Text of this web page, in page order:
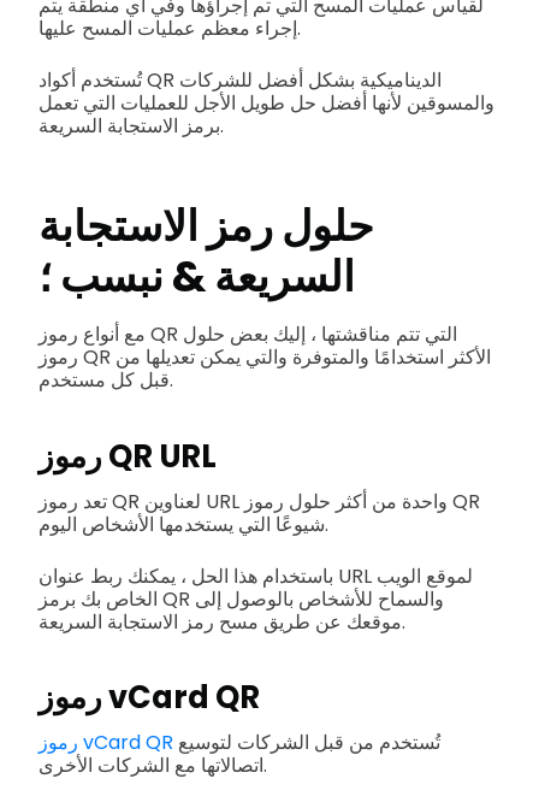
إجراء معظم عمليات المسح عليها.
تُستخدم أكواد QR الديناميكية بشكل أفضل للشركات
والمسوقين لأنها أفضل حل طويل الأجل للعمليات التي تعمل
برمز الاستجابة السريعة.
حلول رمز الاستجابة
السريعة & نبسب ؛
مع أنواع رموز QR التي تتم مناقشتها ، إليك بعض حلول
رموز QR الأكثر استخدامًا والمتوفرة والتي يمكن تعديلها من
قبل كل مستخدم.
رموز QR URL
تعد رموز QR لعناوين URL واحدة من أكثر حلول رموز QR
شيوعًا التي يستخدمها الأشخاص اليوم.
باستخدام هذا الحل ، يمكنك ربط عنوان URL لموقع الويب
الخاص بك برمز QR والسماح للأشخاص بالوصول إلى
موقعك عن طريق مسح رمز الاستجابة السريعة.
رموز vCard QR
رموز vCard QR
اتصالاتها مع الشركات الأخرى.